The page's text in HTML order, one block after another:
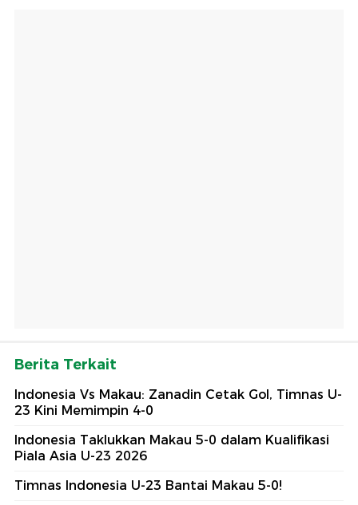
Berita Terkait
Indonesia Vs Makau: Zanadin Cetak Gol, Timnas U-
23 Kini Memimpin 4-0
Indonesia Taklukkan Makau 5-0 dalam Kualifikasi
Piala Asia U-23 2026
Timnas Indonesia U-23 Bantai Makau 5-0!